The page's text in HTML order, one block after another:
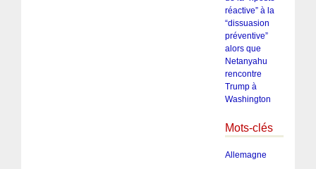
réactive” à la
“dissuasion
préventive”
alors que
Netanyahu
rencontre
Trump à
Washington
Mots-clés
Allemagne